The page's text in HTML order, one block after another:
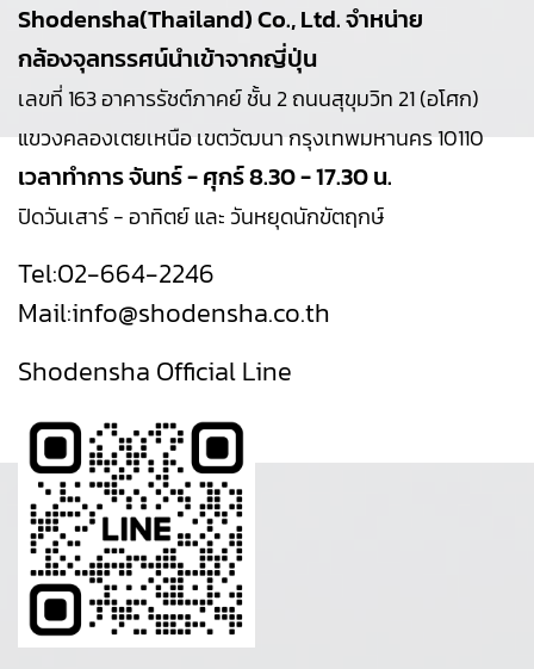
Shodensha(Thailand) Co., Ltd. จำหน่าย
กล้องจุลทรรศน์นำเข้าจากญี่ปุ่น
เลขที่ 163 อาคารรัชต์ภาคย์ ชั้น 2 ถนนสุขุมวิท 21 (อโศก)
แขวงคลองเตยเหนือ เขตวัฒนา กรุงเทพมหานคร 10110
เวลาทำการ จันทร์ - ศุกร์ 8.30 - 17.30 น.
ปิดวันเสาร์ - อาทิตย์ และ วันหยุดนักขัตฤกษ์
Tel:02-664-2246
Mail:info@shodensha.co.th
Shodensha Official Line